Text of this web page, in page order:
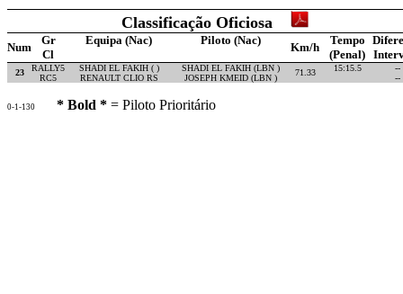
Classificação Oficiosa
Num
Gr Equipa (Nac) Piloto (Nac)
Km/h
Tempo
Cl
(Penal)
23 RALLY5 SHADI EL FAKIH ( ) SHADI EL FAKIH (LBN ) 71.33 15:15.5
--
RC5
RENAULT CLIO RS JOSEPH KMEID (LBN ) --
0-1-130 * Bold * = Piloto Prioritário